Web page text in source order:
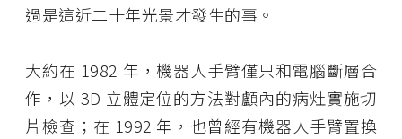
過是這近二十年光景才發生的事。
大約在 1982 年，機器人手臂僅只和電腦斷層合
作，以 3D 立體定位的方法對顱內的病灶實施切
片檢查；在 1992 年，也曾經有機器人手臂置換